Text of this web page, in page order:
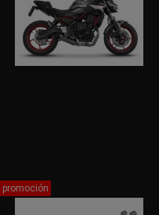
promoción